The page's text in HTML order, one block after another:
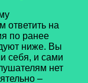
ответить на
по ранее
ниже. Вы
себя, и сами
нет
–